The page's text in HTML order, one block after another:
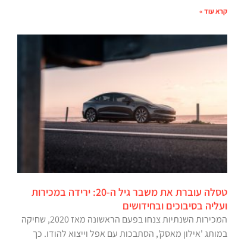
קרא עוד »
טסלה עוברת את משבר גיל ה-20: ירידה במכירות
ועליה בסיבוכים ובחידושים
המכירות השנתיות צנחו בפעם הראשונה מאז 2020, שחיקה
במותג 'אילון מאסק', הסתבכות עם אפל וייצוא להודו. כך